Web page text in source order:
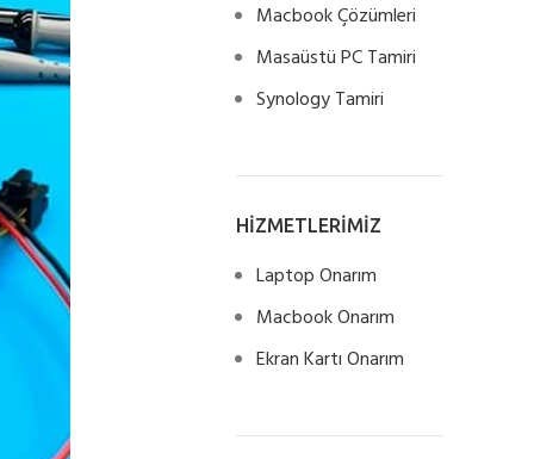
Macbook Çözümleri
Masaüstü PC Tamiri
Synology Tamiri
HİZMETLERİMİZ
Laptop Onarım
Macbook Onarım
Ekran Kartı Onarım